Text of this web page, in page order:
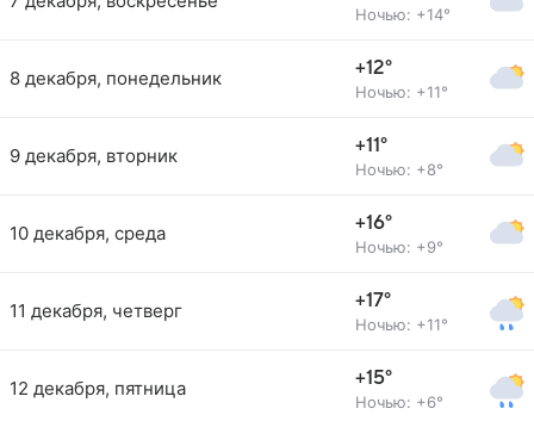
Ночью: +14°
8 декабря, понедельник +12°
Ночью: +11°
9 декабря, вторник +11°
Ночью: +8°
10 декабря, среда +16°
Ночью: +9°
11 декабря, четверг +17°
Ночью: +11°
12 декабря, пятница +15°
Ночью: +6°